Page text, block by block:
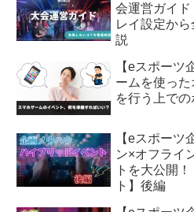
会運営ガイ
レイ設定か
説
【eスポーツ
ームを使っ
を行う上での
【eスポーツ
ン×オフライ
トを大公開
ト】後編